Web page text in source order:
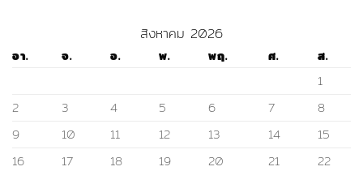
สิงหาคม 2026
อา. จ. อ. พ. พฤ. ศ.
ส.
1
2
3 4 5 6 7
8
9
10 11 12 13 14
15
16
17 18 19 20 21
22